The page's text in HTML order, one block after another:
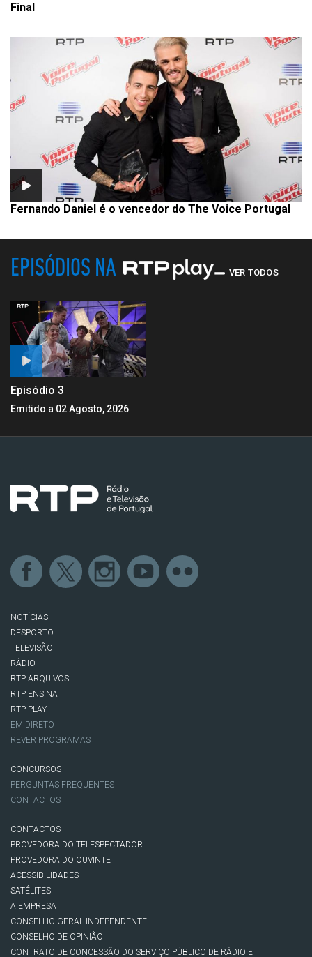
Final
Fernando Daniel é o vencedor do The Voice Portugal
EPISÓDIOS NA VER TODOS
Episódio 3
Emitido a 02 Agosto, 2026
NOTÍCIAS
DESPORTO
TELEVISÃO
RÁDIO
RTP ARQUIVOS
RTP ENSINA
RTP PLAY
EM DIRETO
REVER PROGRAMAS
CONCURSOS
PERGUNTAS FREQUENTES
CONTACTOS
CONTACTOS
PROVEDORA DO TELESPECTADOR
PROVEDORA DO OUVINTE
ACESSIBILIDADES
SATÉLITES
A EMPRESA
CONSELHO GERAL INDEPENDENTE
CONSELHO DE OPINIÃO
CONTRATO DE CONCESSÃO DO SERVIÇO PÚBLICO DE RÁDIO E